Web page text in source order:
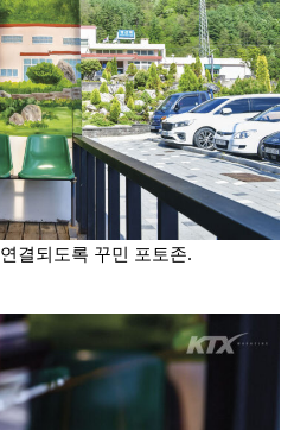
결되도록 꾸민 포토존.